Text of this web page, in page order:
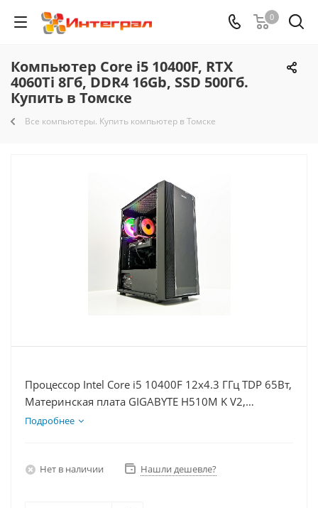
0
Компьютер Core i5 10400F, RTX
4060Ti 8Гб, DDR4 16Gb, SSD 500Гб.
Купить в Томске
Все компьютеры. Купить компьютер в Томске
Процессор Intel Core i5 10400F 12x4.3 ГГц TDP 65Вт,
Материнская плата GIGABYTE H510M K V2,
Видеокарта RTX 4060Ti 8Гб, Память DDR4 16Gb,
Подробнее
Нет в наличии Нашли дешевле?